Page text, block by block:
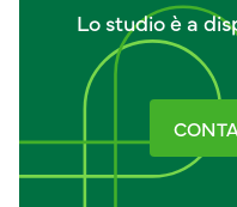
Lo studio è a